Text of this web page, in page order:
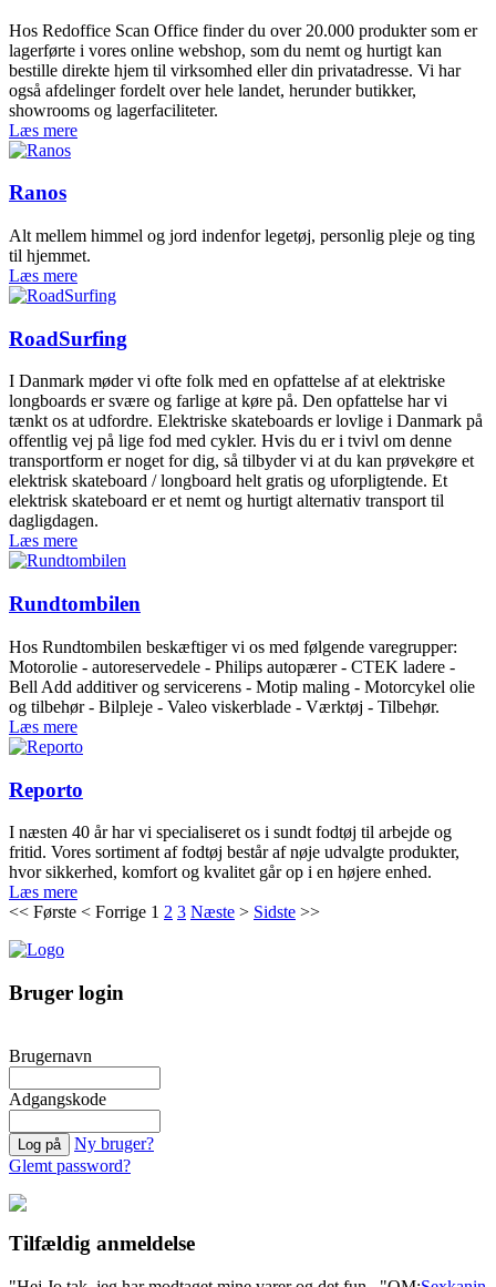
Hos Redoffice Scan Office finder du over 20.000 produkter som er
lagerførte i vores online webshop, som du nemt og hurtigt kan
bestille direkte hjem til virksomhed eller din privatadresse. Vi har
også afdelinger fordelt over hele landet, herunder butikker,
showrooms og lagerfaciliteter.
Læs mere
Ranos
Alt mellem himmel og jord indenfor legetøj, personlig pleje og ting
til hjemmet.
Læs mere
RoadSurfing
I Danmark møder vi ofte folk med en opfattelse af at elektriske
longboards er svære og farlige at køre på. Den opfattelse har vi
tænkt os at udfordre. Elektriske skateboards er lovlige i Danmark på
offentlig vej på lige fod med cykler. Hvis du er i tvivl om denne
transportform er noget for dig, så tilbyder vi at du kan prøvekøre et
elektrisk skateboard / longboard helt gratis og uforpligtende. Et
elektrisk skateboard er et nemt og hurtigt alternativ transport til
dagligdagen.
Læs mere
Rundtombilen
Hos Rundtombilen beskæftiger vi os med følgende varegrupper:
Motorolie - autoreservedele - Philips autopærer - CTEK ladere -
Bell Add additiver og servicerens - Motip maling - Motorcykel olie
og tilbehør - Bilpleje - Valeo viskerblade - Værktøj - Tilbehør.
Læs mere
Reporto
I næsten 40 år har vi specialiseret os i sundt fodtøj til arbejde og
fritid. Vores sortiment af fodtøj består af nøje udvalgte produkter,
hvor sikkerhed, komfort og kvalitet går op i en højere enhed.
Læs mere
<< Første < Forrige 1 2 3 Næste > Sidste >>
Bruger login
Brugernavn
Adgangskode
Ny bruger?
Glemt password?
Tilfældig anmeldelse